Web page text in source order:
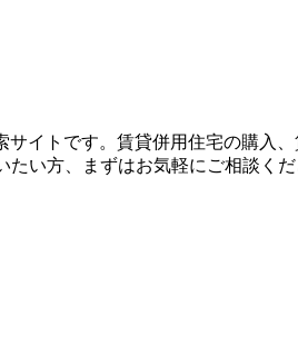
イトです。賃貸併用住宅の購入
い方、まずはお気軽にご相談くだ